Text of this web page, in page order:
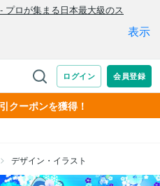
クーポンを獲得！
デザイン・イラスト